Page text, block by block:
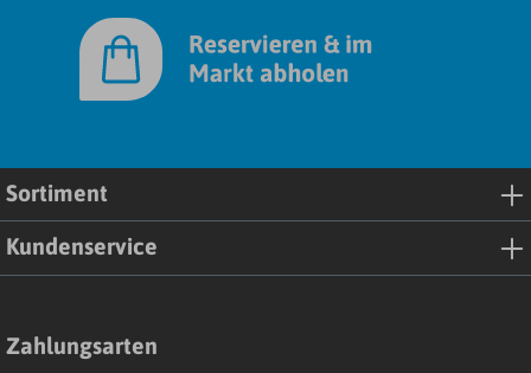
Sortiment
Kundenservice
Zahlungsarten